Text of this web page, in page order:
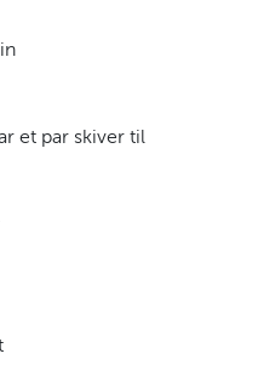
et par skiver til